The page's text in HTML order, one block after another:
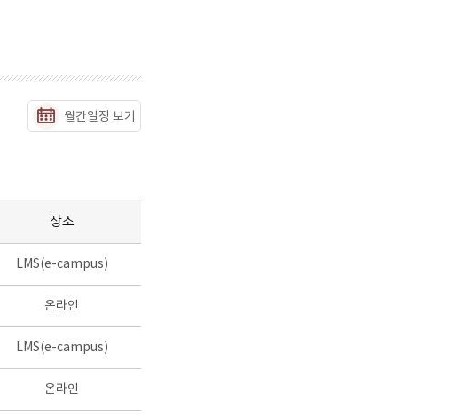
월간일정 보기
장소
LMS(e-campus)
온라인
LMS(e-campus)
온라인